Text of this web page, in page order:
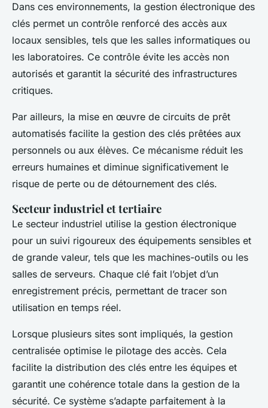
Dans ces environnements, la gestion électronique des
clés permet un contrôle renforcé des accès aux
locaux sensibles, tels que les salles informatiques ou
les laboratoires. Ce contrôle évite les accès non
autorisés et garantit la sécurité des infrastructures
critiques.
Par ailleurs, la mise en œuvre de circuits de prêt
automatisés facilite la gestion des clés prêtées aux
personnels ou aux élèves. Ce mécanisme réduit les
erreurs humaines et diminue significativement le
risque de perte ou de détournement des clés.
Secteur industriel et tertiaire
Le secteur industriel utilise la gestion électronique
pour un suivi rigoureux des équipements sensibles et
de grande valeur, tels que les machines-outils ou les
salles de serveurs. Chaque clé fait l’objet d’un
enregistrement précis, permettant de tracer son
utilisation en temps réel.
Lorsque plusieurs sites sont impliqués, la gestion
centralisée optimise le pilotage des accès. Cela
facilite la distribution des clés entre les équipes et
garantit une cohérence totale dans la gestion de la
sécurité. Ce système s’adapte parfaitement à la